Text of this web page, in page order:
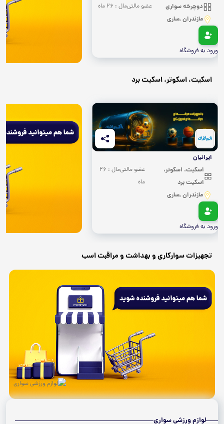
دوچرخه سواری
مازندران ,ساری
عضو مالتی‌مال : 26 ماه
ورود به فروشگاه
اسکیت، اسکوتر، اسکیت برد
ایرانیان
اسکیت، اسکوتر،
اسکیت برد
مازندران ,ساری
عضو مالتی‌مال : 26
ماه
ورود به فروشگاه
تجهیزات سوارکاری و بهداشت و مراقبت اسب
لوازم ورزشی سواری